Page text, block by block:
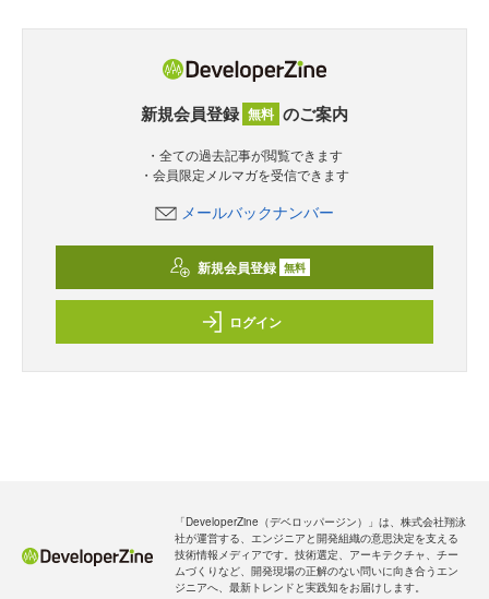
新規会員登録 無料 のご案内
・全ての過去記事が閲覧できます
・会員限定メルマガを受信できます
メールバックナンバー
新規会員登録 無料
ログイン
「DeveloperZine（デベロッパージン）」は、株式会社翔泳
社が運営する、エンジニアと開発組織の意思決定を支える
技術情報メディアです。技術選定、アーキテクチャ、チー
ムづくりなど、開発現場の正解のない問いに向き合うエン
ジニアへ、最新トレンドと実践知をお届けします。